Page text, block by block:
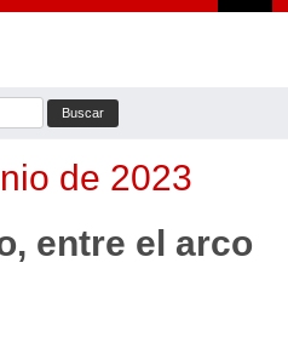
de 2023
entre el arco